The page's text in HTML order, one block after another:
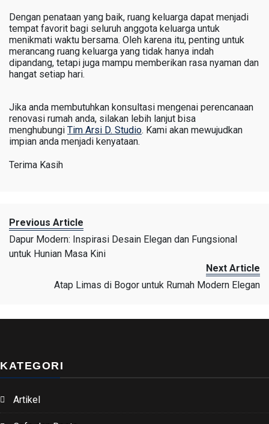
Dengan penataan yang baik, ruang keluarga dapat menjadi
tempat favorit bagi seluruh anggota keluarga untuk
menikmati waktu bersama. Oleh karena itu, penting untuk
merancang ruang keluarga yang tidak hanya indah
dipandang, tetapi juga mampu memberikan rasa nyaman dan
hangat setiap hari.
Jika anda membutuhkan konsultasi mengenai perencanaan
renovasi rumah anda, silakan lebih lanjut bisa
menghubungi Tim Arsi D. Studio. Kami akan mewujudkan
impian anda menjadi kenyataan.
Terima Kasih
Previous Article
Dapur Modern: Inspirasi Desain Elegan dan Fungsional
untuk Hunian Masa Kini
Next Article
Atap Limas di Bogor untuk Rumah Modern Elegan
KATEGORI
Artikel